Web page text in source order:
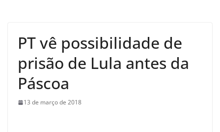
PT vê possibilidade de
prisão de Lula antes da
Páscoa
13 de março de 2018